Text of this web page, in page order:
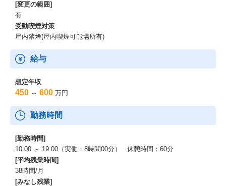
[変更の範囲]
有
受動喫煙対策
屋内禁煙(屋内喫煙可能場所有)
給与
想定年収
450 ～ 600 万円
勤務時間
[勤務時間]
10:00 ～ 19:00（実働：8時間00分） 休憩時間：60分
[平均残業時間]
38時間/月
[みなし残業]